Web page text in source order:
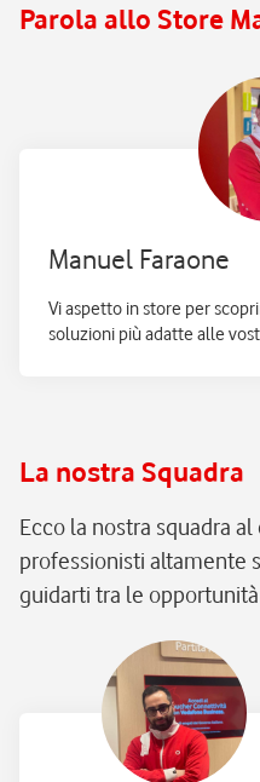
Parola allo Store
Manuel Faraone
Vi aspetto in store per
soluzioni più adatte alle
La nostra Squadra
Ecco la nostra squadra
professionisti altamente
guidarti tra le